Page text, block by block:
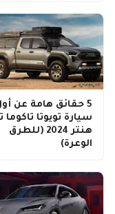
5 حقائق هامة عن
سيارة تويوتا تاكوما
هنتر 2024 (للطرق
الوعرة)